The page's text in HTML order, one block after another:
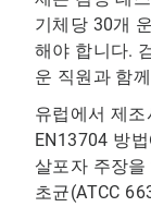
기체당 30개
해야 합니다.
운 직원과 함
유럽에서 제
EN13704 방
살포자 주장
초균(ATCC